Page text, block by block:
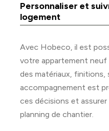
Personnaliser et
logement
Avec Hobeco, il est
votre appartement
des matériaux, finitions,
accompagnement est
ces décisions et
planning de chantier.